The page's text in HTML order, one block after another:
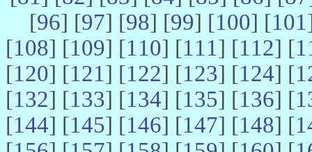
[96] [97] [98] [99] [100] [101
[108] [109] [110] [111] [112] [
[120] [121] [122] [123] [124] [
[132] [133] [134] [135] [136] [
[144] [145] [146] [147] [148] [